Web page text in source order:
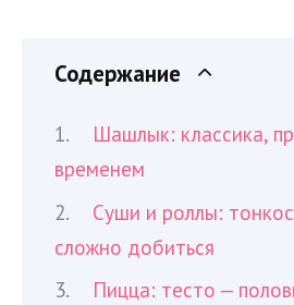
Содержание
Шашлык: классика,
временем
Суши и роллы:
сложно добиться
Пицца: тесто —